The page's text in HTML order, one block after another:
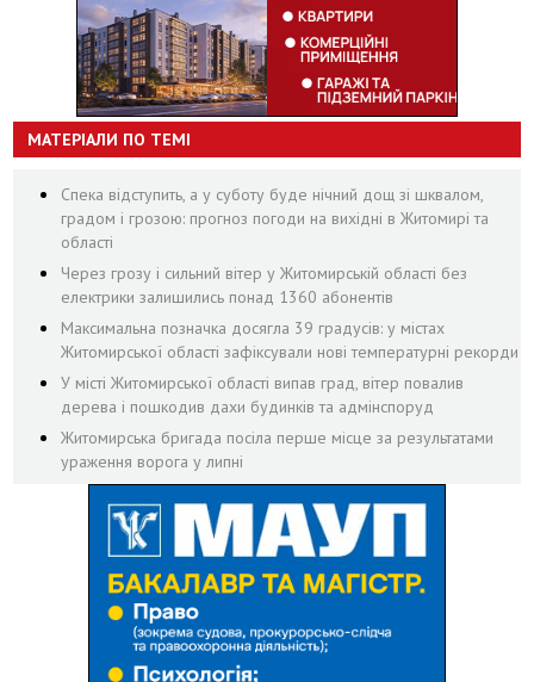
МАТЕРІАЛИ ПО ТЕМІ
Спека відступить, а у суботу буде нічний дощ зі шквалом,
градом і грозою: прогноз погоди на вихідні в Житомирі та
області
Через грозу і сильний вітер у Житомирській області без
електрики залишились понад 1360 абонентів
Максимальна позначка досягла 39 градусів: у містах
Житомирської області зафіксували нові температурні рекорди
У місті Житомирської області випав град, вітер повалив
дерева і пошкодив дахи будинків та адмінспоруд
Житомирська бригада посіла перше місце за результатами
ураження ворога у липні